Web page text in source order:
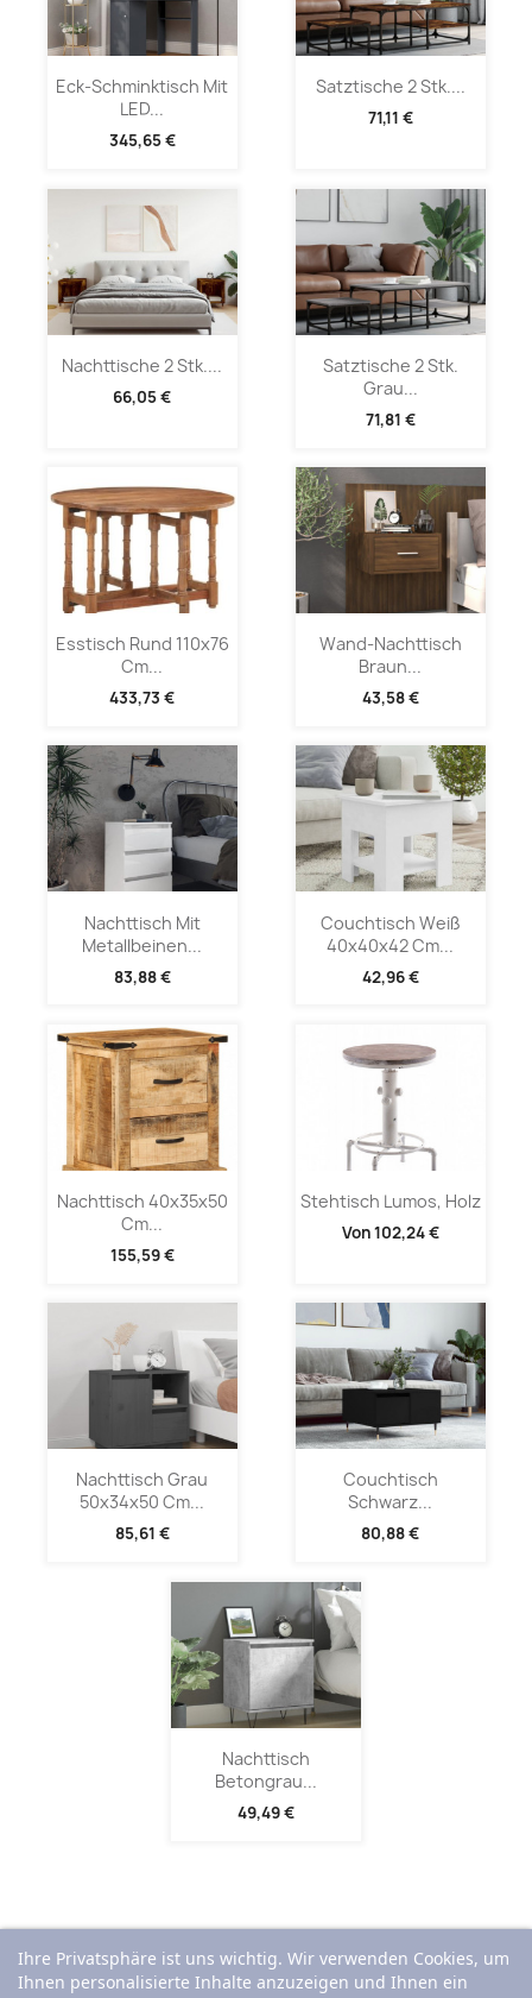
Eck-Schminktisch Mit
LED...
345,65 €
Satztische 2 Stk....
71,11 €
Nachttische 2 Stk....
66,05 €
Satztische 2 Stk.
Grau...
71,81 €
Esstisch Rund 110x76
Cm...
433,73 €
Wand-Nachttisch
Braun...
43,58 €
Nachttisch Mit
Metallbeinen...
83,88 €
Couchtisch Weiß
40x40x42 Cm...
42,96 €
Nachttisch 40x35x50
Cm...
155,59 €
Stehtisch Lumos, Holz
Von102,24 €
Nachttisch Grau
50x34x50 Cm...
85,61 €
Couchtisch
Schwarz...
80,88 €
Nachttisch
Betongrau...
49,49 €
Ihre Privatsphäre ist uns wichtig. Wir verwenden Cookies, um
Ihnen personalisierte Inhalte anzuzeigen und Ihnen ein